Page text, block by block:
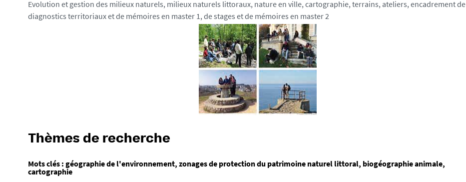
Evolution et gestion des milieux naturels, milieux naturels littoraux, nature en ville, cartographie, terrains, ateliers, encadrement de
diagnostics territoriaux et de mémoires en master 1, de stages et de mémoires en master 2
Thèmes de recherche
Mots clés : géographie de l'environnement, zonages de protection du patrimoine naturel littoral, biogéographie animale,
cartographie